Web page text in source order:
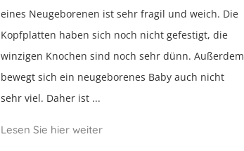
eines Neugeborenen ist sehr fragil und weich. Die
Kopfplatten haben sich noch nicht gefestigt, die
winzigen Knochen sind noch sehr dünn. Außerdem
bewegt sich ein neugeborenes Baby auch nicht
sehr viel. Daher ist ...
Lesen Sie hier weiter